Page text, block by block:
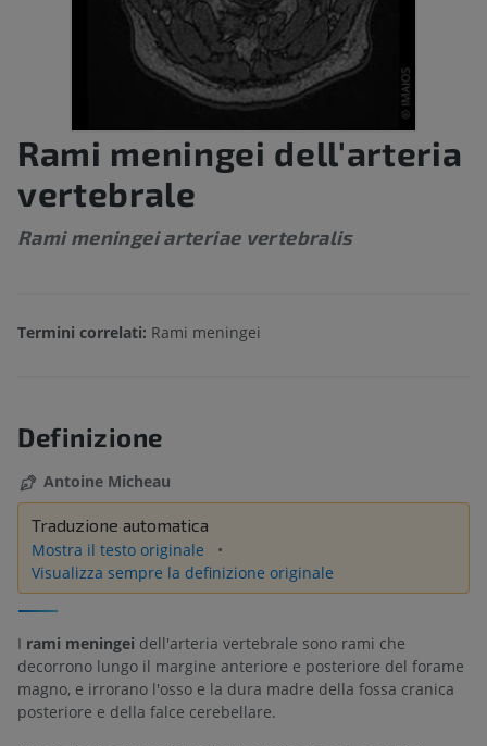
Rami meningei dell'arteria
vertebrale
Rami meningei arteriae vertebralis
Termini correlati: Rami meningei
Definizione
Antoine Micheau
Traduzione automatica
Mostra il testo originale
Visualizza sempre la definizione originale
I rami meningei dell'arteria vertebrale sono rami che
decorrono lungo il margine anteriore e posteriore del forame
magno, e irrorano l'osso e la dura madre della fossa cranica
posteriore e della falce cerebellare.